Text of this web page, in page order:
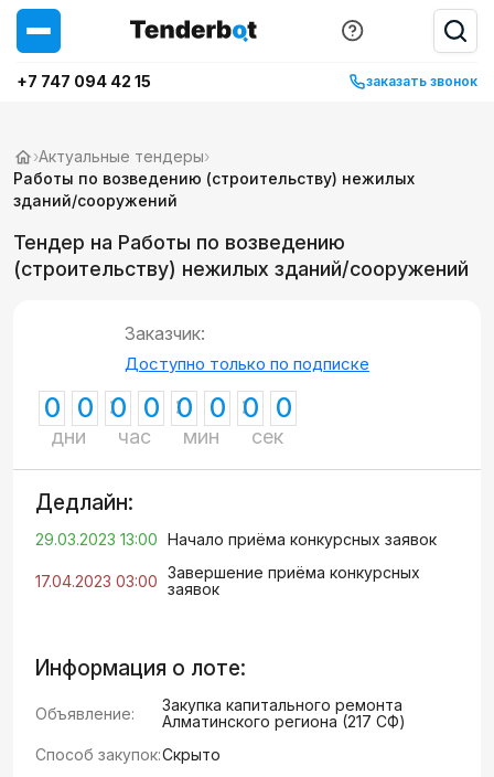
+7 747 094 42 15 заказать звонок
›Актуальные тендеры›
Работы по возведению (строительству) нежилых
зданий/сооружений
Тендер на Работы по возведению
(строительству) нежилых зданий/сооружений
Заказчик:
Доступно только по подписке
0 0
дни
0 0
час
0 0
мин
0 0
сек
Дедлайн:
29.03.2023 13:00 Начало приёма конкурсных заявок
17.04.2023 03:00 Завершение приёма конкурсных
заявок
Информация о лоте:
Объявление:
Закупка капитального ремонта
Алматинского региона (217 СФ)
Способ закупок:Скрыто